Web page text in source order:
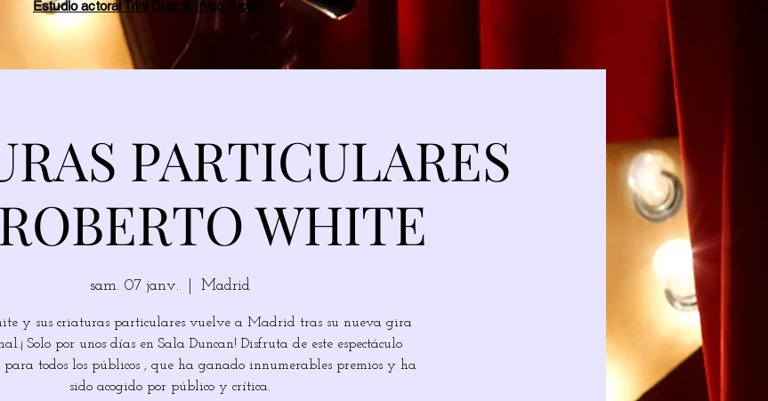
Estudio actoral Trini Díaz & Íñigo Tricio
PARTICULARES
WHITE
sam. 07 janv. Madrid
y sus criaturas particulares vuelve a Madrid tras su nueva gira
Solo por unos días en Sala Duncan! Disfruta de este espectáculo
para todos los públicos , que ha ganado innumerables premios y ha
sido acogido por público y crítica.